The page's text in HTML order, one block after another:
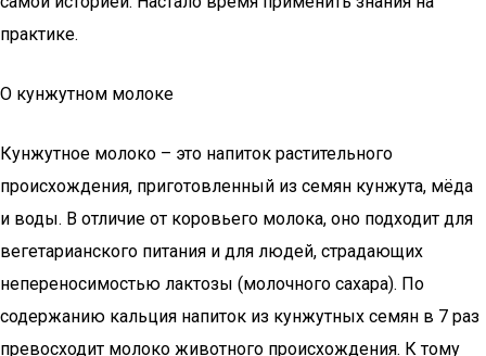
практике.
О кунжутном молоке
Кунжутное молоко – это напиток растительного
происхождения, приготовленный из семян кунжута, мёда
и воды. В отличие от коровьего молока, оно подходит для
вегетарианского питания и для людей, страдающих
непереносимостью лактозы (молочного сахара). По
содержанию кальция напиток из кунжутных семян в 7 раз
превосходит молоко животного происхождения. К тому